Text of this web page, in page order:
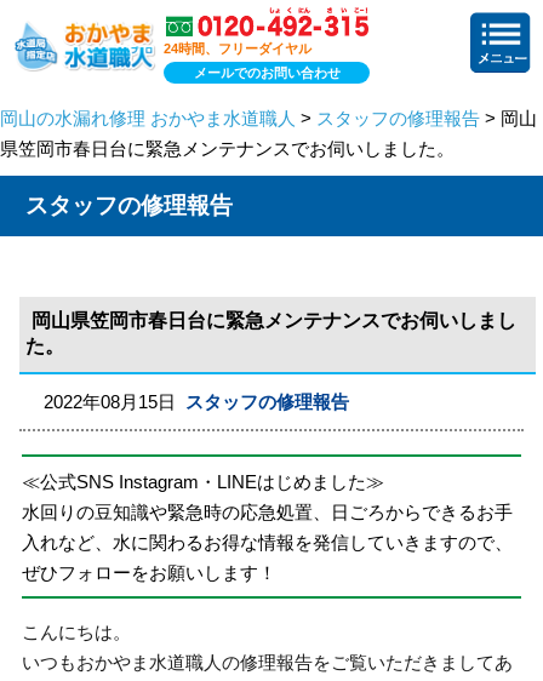
24時間、フリーダイヤル
メールでのお問い合わせ
岡山の水漏れ修理 おかやま水道職人 > スタッフの修理報告 > 岡山
県笠岡市春日台に緊急メンテナンスでお伺いしました。
スタッフの修理報告
岡山県笠岡市春日台に緊急メンテナンスでお伺いしまし
た。
2022年08月15日 スタッフの修理報告
≪公式SNS Instagram・LINEはじめました≫
水回りの豆知識や緊急時の応急処置、日ごろからできるお手
入れなど、水に関わるお得な情報を発信していきますので、
ぜひフォローをお願いします！
こんにちは。
いつもおかやま水道職人の修理報告をご覧いただきましてあ